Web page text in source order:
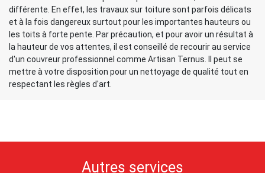
différente. En effet, les travaux sur toiture sont parfois délicats
et à la fois dangereux surtout pour les importantes hauteurs ou
les toits à forte pente. Par précaution, et pour avoir un résultat à
la hauteur de vos attentes, il est conseillé de recourir au service
d'un couvreur professionnel comme Artisan Ternus. Il peut se
mettre à votre disposition pour un nettoyage de qualité tout en
respectant les règles d'art.
Autres services